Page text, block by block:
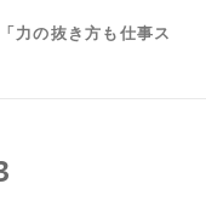
力の抜き方も仕事ス